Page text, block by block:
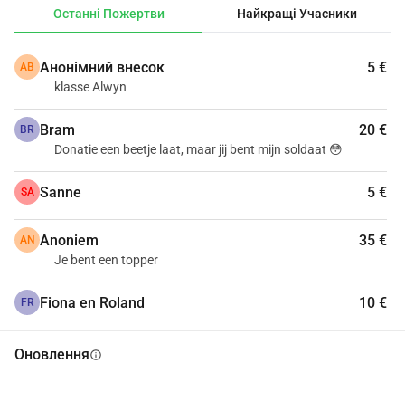
Останні Пожертви Найкращі Учасники
АВ Анонімний внесок 5 €
klasse Alwyn
BR Bram 20 €
Donatie een beetje laat, maar jij bent mijn soldaat 😳
SA Sanne 5 €
AN Anoniem 35 €
Je bent een topper
FR Fiona en Roland 10 €
Оновленняinfo